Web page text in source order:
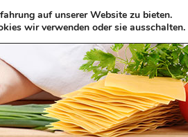
auf unserer Website zu bieten.
wir verwenden oder sie ausschalten.